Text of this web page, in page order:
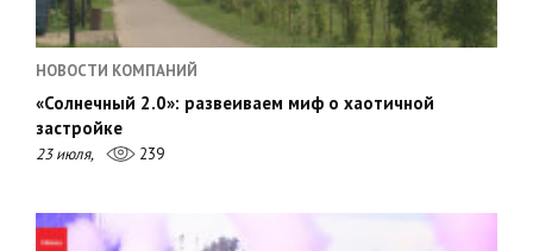
НОВОСТИ КОМПАНИЙ
«Солнечный 2.0»: развеиваем миф о хаотичной
застройке
23 июля, 239